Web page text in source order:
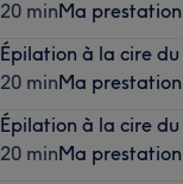
20 minMa
Épilation à la cire du
20 minMa
Épilation à la cire
20 minMa